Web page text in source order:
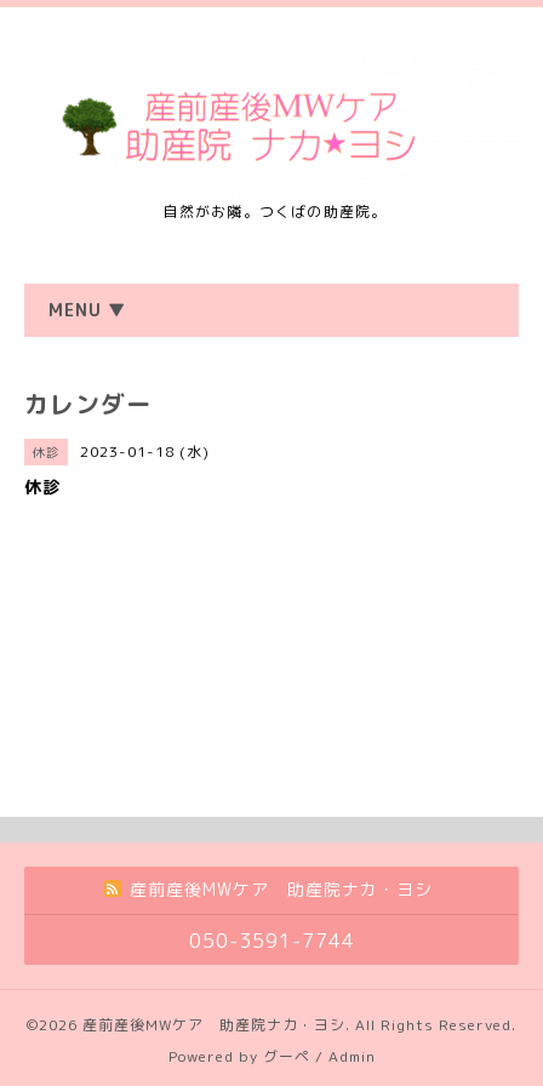
自然がお隣。つくばの助産院。
MENU ▼
カレンダー
休診 2023-01-18 (水)
休診
産前産後MWケア 助産院ナカ・ヨシ
050-3591-7744
©2026 産前産後MWケア 助産院ナカ・ヨシ. All Rights Reserved.
Powered by グーペ / Admin